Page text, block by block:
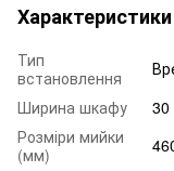
Характеристики
Тип
встановлення
Ширина шкафу
30
Розміри мийки
(мм)